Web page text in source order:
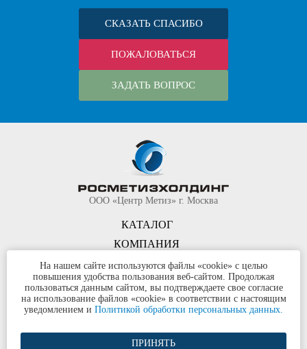
СКАЗАТЬ СПАСИБО
ПОЖАЛОВАТЬСЯ
ЗАДАТЬ ВОПРОС
КОМПАНИЯ
ООО «Центр Метиз» г. Москва
КАТАЛОГ
КОНТАКТЫ
©ООО «Центр Метиз» 2000-2026
Все права защищены
Политика конфиденциальности
На нашем сайте используются файлы «cookie» с целью
повышения удобства пользования веб-сайтом. Продолжая
пользоваться данным сайтом, вы подтверждаете свое согласие
на использование файлов «cookie» в соответствии с настоящим
уведомлением и Политикой обработки персональных данных.
ПРИНЯТЬ